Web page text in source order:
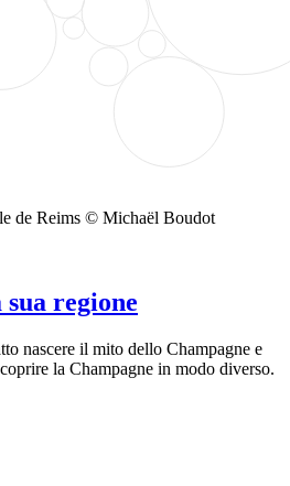
regione
nascere il mito dello Champagne e
la Champagne in modo diverso.